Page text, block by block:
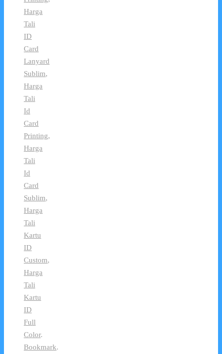
Harga
Tali
ID
Card
Lanyard
Sublim,
Harga
Tali
Id
Card
Printing,
Harga
Tali
Id
Card
Sublim,
Harga
Tali
Kartu
ID
Custom,
Harga
Tali
Kartu
ID
Full
Color.
Bookmark.